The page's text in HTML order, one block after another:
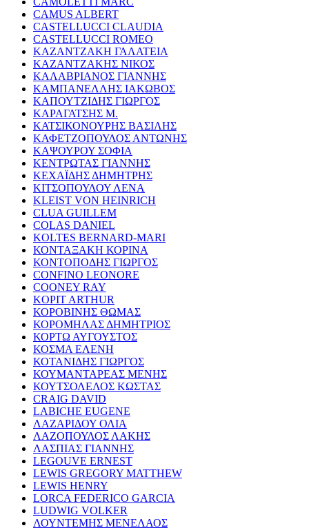
CAMUS ALBERT
CASTELLUCCI CLAUDIA
CASTELLUCCI ROMEO
ΚΑΖΑΝΤΖΑΚΗ ΓΑΛΑΤΕΙΑ
ΚΑΖΑΝΤΖΑΚΗΣ ΝΙΚΟΣ
ΚΑΛΑΒΡΙΑΝΟΣ ΓΙΑΝΝΗΣ
ΚΑΜΠΑΝΕΛΛΗΣ ΙΑΚΩΒΟΣ
ΚΑΠΟΥΤΖΙΔΗΣ ΓΙΩΡΓΟΣ
ΚΑΡΑΓΑΤΣΗΣ Μ.
ΚΑΤΣΙΚΟΝΟΥΡΗΣ ΒΑΣΙΛΗΣ
ΚΑΦΕΤΖΟΠΟΥΛΟΣ ΑΝΤΩΝΗΣ
ΚΑΨΟΥΡΟΥ ΣΟΦΙΑ
ΚΕΝΤΡΩΤΑΣ ΓΙΑΝΝΗΣ
ΚΕΧΑΪΔΗΣ ΔΗΜΗΤΡΗΣ
ΚΙΤΣΟΠΟΥΛΟΥ ΛΕΝΑ
KLEIST VON HEINRICH
CLUA GUILLEM
COLAS DANIEL
KOLTES BERNARD-MARI
ΚΟΝΤΑΞΑΚΗ ΚΟΡΙΝΑ
ΚΟΝΤΟΠΟΔΗΣ ΓΙΩΡΓΟΣ
CONFINO LEONORE
COONEY RAY
KOPIT ARTHUR
ΚΟΡΟΒΙΝΗΣ ΘΩΜΑΣ
ΚΟΡΟΜΗΛΑΣ ΔΗΜΗΤΡΙΟΣ
ΚΟΡΤΩ ΑΥΓΟΥΣΤΟΣ
ΚΟΣΜΑ ΕΛΕΝΗ
ΚΟΤΑΝΙΔΗΣ ΓΙΩΡΓΟΣ
ΚΟΥΜΑΝΤΑΡΕΑΣ ΜΕΝΗΣ
ΚΟΥΤΣΟΛΕΛΟΣ ΚΩΣΤΑΣ
CRAIG DAVID
LABICHE EUGENE
ΛΑΖΑΡΙΔΟΥ ΟΛΙΑ
ΛΑΖΟΠΟΥΛΟΣ ΛΑΚΗΣ
ΛΑΣΠΙΑΣ ΓΙΑΝΝΗΣ
LEGOUVE ERNEST
LEWIS GREGORY MATTHEW
LEWIS HENRY
LORCA FEDERICO GARCIA
LUDWIG VOLKER
ΛΟΥΝΤΕΜΗΣ ΜΕΝΕΛΑΟΣ